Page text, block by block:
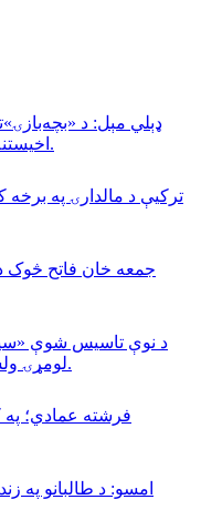
ډېلي مېل: د
اخیستنه لا هم په افغانستان کې دوام لري.
د نوې تاسیس شوې
لومړۍ ولسوالۍ د سقوط په اړه نوې اعلامیه.
فرشته عمادي؛ په